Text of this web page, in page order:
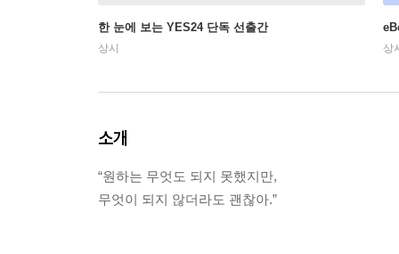
한 눈에 보는 YES24 단독 선출간
상시 상
소개
“원하는 무엇도 되지 못했지만,
무엇이 되지 않더라도 괜찮아.”